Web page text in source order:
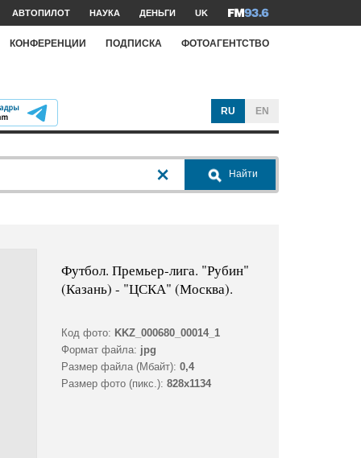
АВТОПИЛОТ НАУКА ДЕНЬГИ UK
КОНФЕРЕНЦИИ ПОДПИСКА ФОТОАГЕНТСТВО
RU EN
Найти
Футбол. Премьер-лига. "Рубин"
(Казань) - "ЦСКА" (Москва).
Код фото: KKZ_000680_00014_1
Формат файла: jpg
Размер файла (Мбайт): 0,4
Размер фото (пикс.): 828x1134